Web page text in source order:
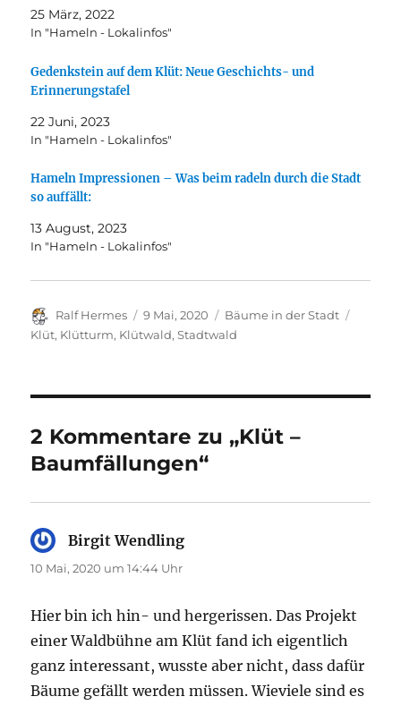
25 März, 2022
In "Hameln - Lokalinfos"
Gedenkstein auf dem Klüt: Neue Geschichts- und
Erinnerungstafel
22 Juni, 2023
In "Hameln - Lokalinfos"
Hameln Impressionen – Was beim radeln durch die Stadt
so auffällt:
13 August, 2023
In "Hameln - Lokalinfos"
Autor
Ralf Hermes
Veröffentlicht
am
9 Mai, 2020 Kategorien
Bäume in der Stadt
Klüt, Klütturm, Klütwald,Stadtwald
2 Kommentare zu „Klüt –
Baumfällungen“
Birgit Wendling
10 Mai, 2020 um 14:44 Uhr
Hier bin ich hin- und hergerissen. Das Projekt
einer Waldbühne am Klüt fand ich eigentlich
ganz interessant, wusste aber nicht, dass dafür
Bäume gefällt werden müssen. Wieviele sind es